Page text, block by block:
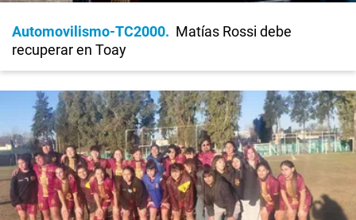
Automovilismo-TC2000
Matías Rossi debe
recuperar en Toay